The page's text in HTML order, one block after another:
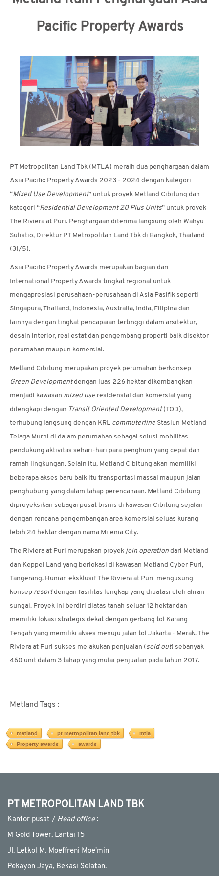
HUBUNGI
KAMI
Pacific Property Awards
PT Metropolitan Land Tbk (MTLA) meraih dua penghargaan dalam
Asia Pacific Property Awards 2023 - 2024 dengan kategori
“Mixed Use Development” untuk proyek Metland Cibitung dan
kategori “Residential Development 20 Plus Units” untuk proyek
The Riviera at Puri. Penghargaan diterima langsung oleh Wahyu
Sulistio, Direktur PT Metropolitan Land Tbk di Bangkok, Thailand
(31/5).
Asia Pacific Property Awards merupakan bagian dari
International Property Awards tingkat regional untuk
mengapresiasi perusahaan-perusahaan di Asia Pasifik seperti
Singapura, Thailand, Indonesia, Australia, India, Filipina dan
lainnya dengan tingkat pencapaian tertinggi dalam arsitektur,
desain interior, real estat dan pengembang properti baik disektor
perumahan maupun komersial.
Metland Cibitung merupakan proyek perumahan berkonsep
Green Developmentdengan luas 226 hektar dikembangkan
menjadi kawasan mixed use residensial dan komersial yang
dilengkapi dengan Transit Oriented Development(TOD),
terhubung langsung dengan KRL commuterline Stasiun Metland
Telaga Murni di dalam perumahan sebagai solusi mobilitas
pendukung aktivitas sehari-hari para penghuni yang cepat dan
ramah lingkungan. Selain itu, Metland Cibitung akan memiliki
beberapa akses baru baik itu transportasi massal maupun jalan
penghubung yang dalam tahap perencanaan. Metland Cibitung
diproyeksikan sebagai pusat bisnis di kawasan Cibitung sejalan
dengan rencana pengembangan area komersial seluas kurang
lebih 24 hektar dengan nama Milenia City.
The Riviera at Puri merupakan proyek join operation dari Metland
dan Keppel Land yang berlokasi di kawasan Metland Cyber Puri,
Tangerang. Hunian eksklusif The Riviera at Puri mengusung
konsep resortdengan fasilitas lengkap yang dibatasi oleh aliran
sungai. Proyek ini berdiri diatas tanah seluar 12 hektar dan
memiliki lokasi strategis dekat dengan gerbang tol Karang
Tengah yang memiliki akses menuju jalan tol Jakarta - Merak. The
Riviera at Puri sukses melakukan penjualan (sold out) sebanyak
460 unit dalam 3 tahap yang mulai penjualan pada tahun 2017.
Metland Tags :
metland pt metropolitan land tbk
mtla
Property awards
awards
PT METROPOLITAN LAND TBK
Kantor pusat / Head office:
M Gold Tower, Lantai 15
JI. Letkol M. Moeffreni Moe'min
Pekayon Jaya, Bekasi Selatan.